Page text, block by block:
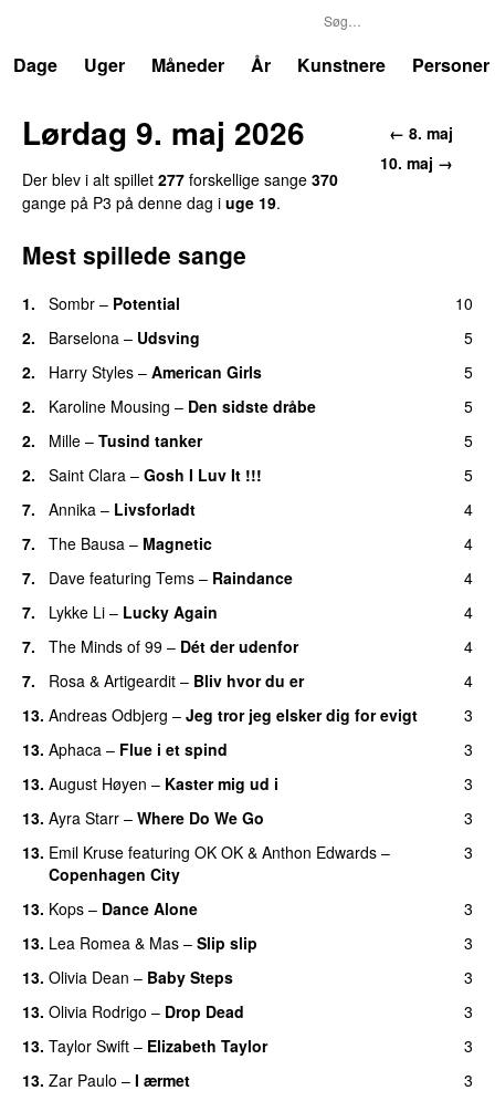
Dage
Uger Måneder År Kunstnere Personer
← 8. maj
10. maj →
Lørdag 9. maj 2026
Der blev i alt spillet 277 forskellige sange 370
gange på P3 på denne dag i uge 19.
Mest spillede sange
1. Sombr – Potential
10
2.
Barselona – Udsving
5
2.
Harry Styles – American Girls
5
2.
Karoline Mousing – Den sidste dråbe
5
2.
Mille – Tusind tanker
5
2.
Saint Clara – Gosh I Luv It !!!
5
7.
Annika – Livsforladt
4
7.
The Bausa – Magnetic
4
7.
Dave featuring Tems – Raindance
4
7.
Lykke Li – Lucky Again
4
7.
The Minds of 99 – Dét der udenfor
4
7.
Rosa & Artigeardit – Bliv hvor du er
4
13. Andreas Odbjerg – Jeg tror jeg elsker dig for evigt
3
13. Aphaca – Flue i et spind
3
13. August Høyen – Kaster mig ud i
3
13. Ayra Starr – Where Do We Go
3
13. Emil Kruse featuring OK OK & Anthon Edwards –
Copenhagen City
3
13. Kops – Dance Alone
3
13. Lea Romea & Mas – Slip slip
3
13. Olivia Dean – Baby Steps
3
13. Olivia Rodrigo – Drop Dead
3
13. Taylor Swift – Elizabeth Taylor
3
13. Zar Paulo – I ærmet
3